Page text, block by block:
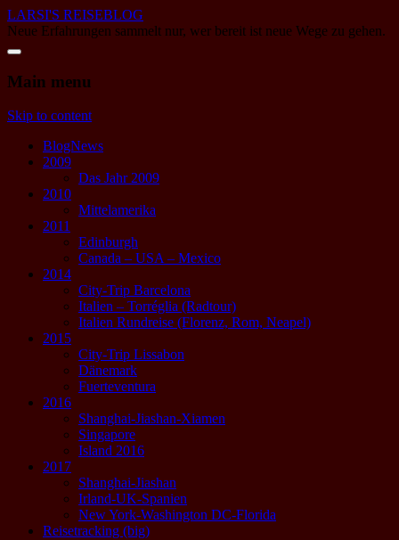
LARSI'S REISEBLOG
Neue Erfahrungen sammelt nur, wer bereit ist neue Wege zu gehen.
Main menu
Skip to content
BlogNews
2009
Das Jahr 2009
2010
Mittelamerika
2011
Edinburgh
Canada – USA – Mexico
2014
City-Trip Barcelona
Italien – Torréglia (Radtour)
Italien Rundreise (Florenz, Rom, Neapel)
2015
City-Trip Lissabon
Dänemark
Fuerteventura
2016
Shanghai-Jiashan-Xiamen
Singapore
Island 2016
2017
Shanghai-Jiashan
Irland-UK-Spanien
New York-Washington DC-Florida
Reisetracking (big)